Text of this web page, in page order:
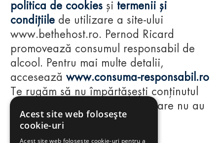
politica de cookies și termenii și
condițiile de utilizare a site-ului
www.bethehost.ro. Pernod Ricard
promovează consumul responsabil de
alcool. Pentru mai multe detalii,
accesează www.consuma-responsabil.ro
Te rugăm să nu împărtășești conținutul
acestui website cu persoane care nu au
împlinit vârsta de 18 ani.
Acest site web folosește
cookie-uri
Acest site web folosește cookie-uri pentru a